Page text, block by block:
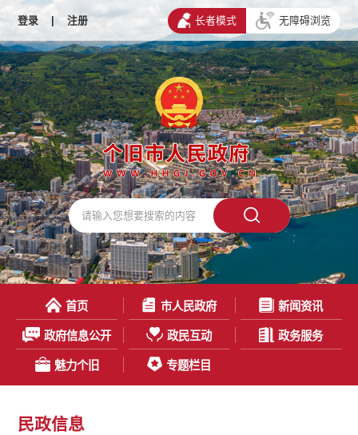
登录 | 注册 长者模式 无障碍浏览
首页 市人民政府 新闻资讯
政府信息公开 政民互动 政务服务
魅力个旧 专题栏目
民政信息